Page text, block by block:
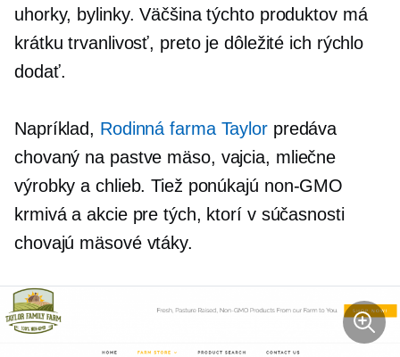
uhorky, bylinky. Väčšina týchto produktov má
krátku trvanlivosť, preto je dôležité ich rýchlo
dodať.
Napríklad, Rodinná farma Taylorpredáva
chovaný na pastve mäso, vajcia, mliečne
výrobky a chlieb. Tiež ponúkajú non-GMO
krmivá a akcie pre tých, ktorí v súčasnosti
chovajú mäsové vtáky.